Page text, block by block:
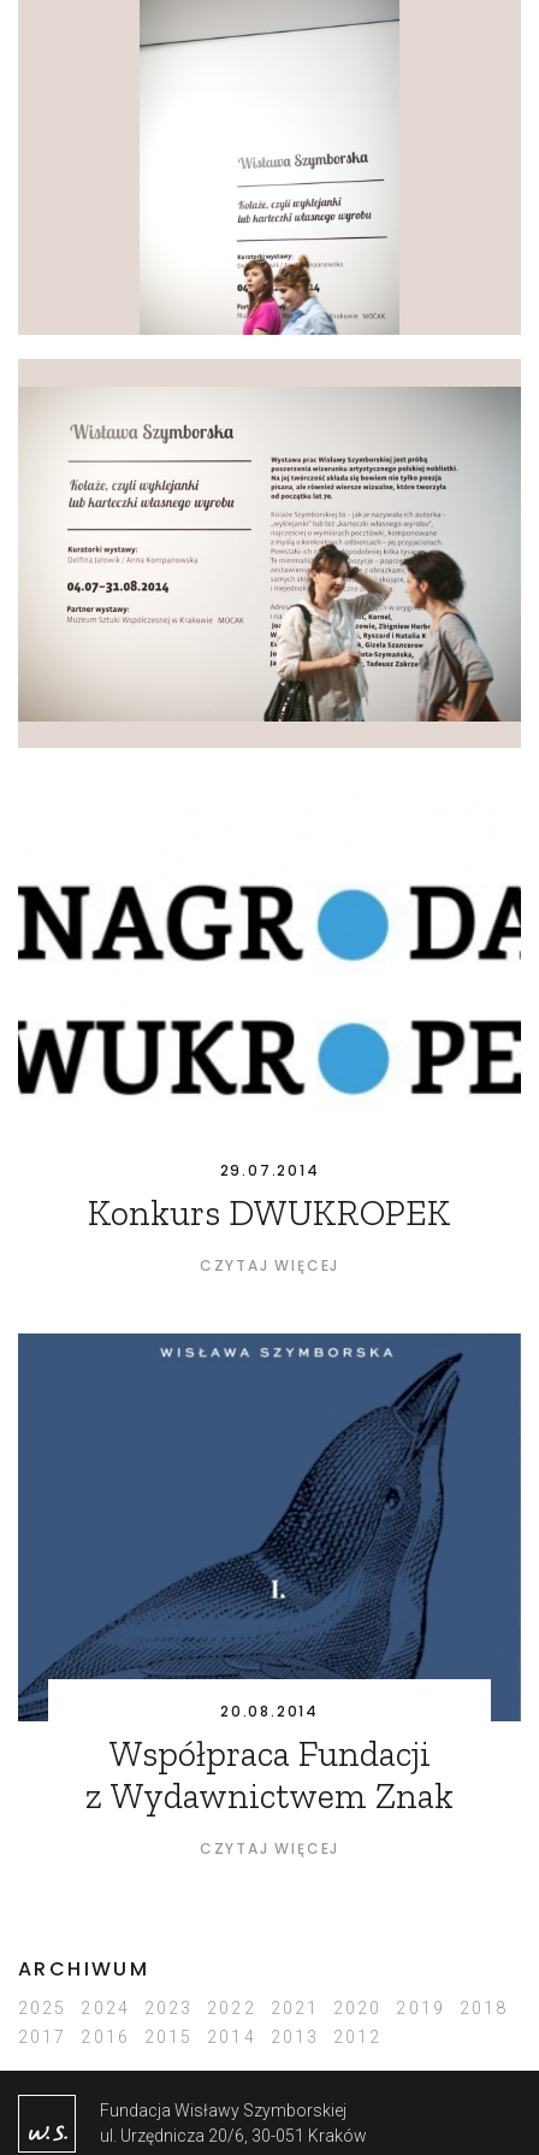
29.07.2014
Konkurs DWUKROPEK
CZYTAJ WIĘCEJ
20.08.2014
Współpraca Fundacji
z Wydawnictwem Znak
CZYTAJ WIĘCEJ
ARCHIWUM
2025 2024 2023 2022 2021 2020 2019
2018
2017
2016 2015 2014 2013 2012
Fundacja Wisławy Szymborskiej
ul. Urzędnicza 20/6, 30-051 Kraków